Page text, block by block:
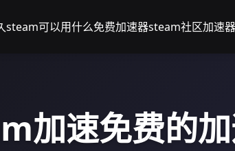
steam可以用什么免费加速器steam社区加速器
加速免费的